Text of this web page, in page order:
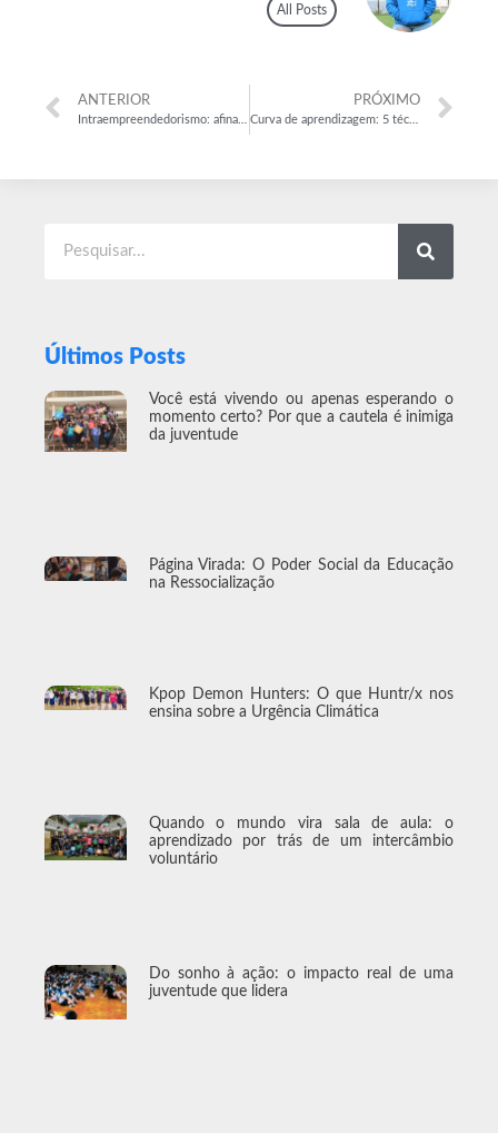
All Posts
ANTERIOR PRÓXIMO
Curva de aprendizagem: 5 técnicas para reduzi-la em novas contratações
Últimos Posts
Você está vivendo ou apenas esperando o
momento certo? Por que a cautela é inimiga
da juventude
Página Virada: O Poder Social da Educação
na Ressocialização
Kpop Demon Hunters: O que Huntr/x nos
ensina sobre a Urgência Climática
Quando o mundo vira sala de aula: o
aprendizado por trás de um intercâmbio
voluntário
Do sonho à ação: o impacto real de uma
juventude que lidera